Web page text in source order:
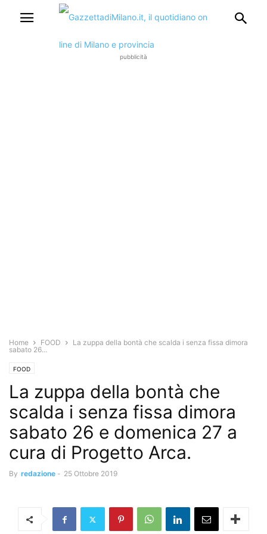
pubblicità
Home FOOD
La zuppa della bontà che scalda i senza fissa dimora
sabato 26...
FOOD
La zuppa della bontà che
scalda i senza fissa dimora
sabato 26 e domenica 27 a
cura di Progetto Arca.
By redazione - 25 Ottobre 2019